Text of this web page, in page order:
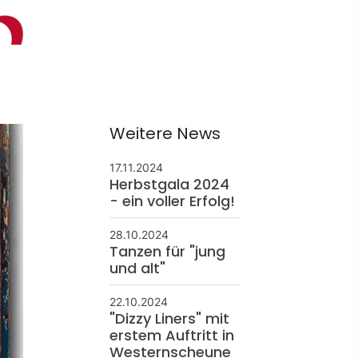
Weitere News
17.11.2024
Herbstgala 2024
- ein voller Erfolg!
28.10.2024
Tanzen für "jung
und alt"
22.10.2024
"Dizzy Liners" mit
erstem Auftritt in
Westernscheune
Feldmark 5
Borken
borken.de
Kontakt treten